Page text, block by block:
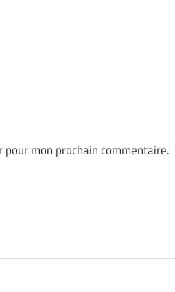
mon prochain commentaire.